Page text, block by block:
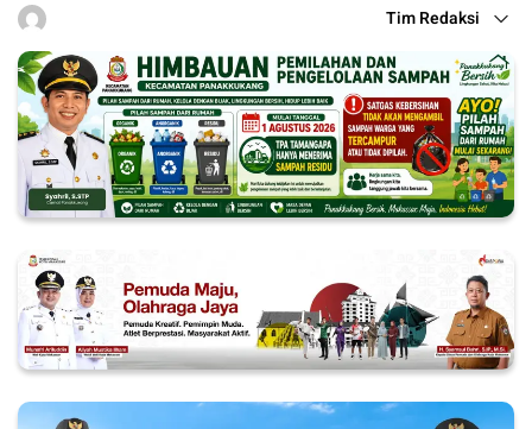
Tim Redaksi